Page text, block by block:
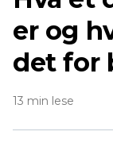
er og
det for
13 min lese